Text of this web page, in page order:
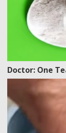
Doctor: One